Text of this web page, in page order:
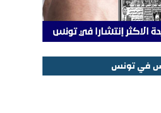
في تونس